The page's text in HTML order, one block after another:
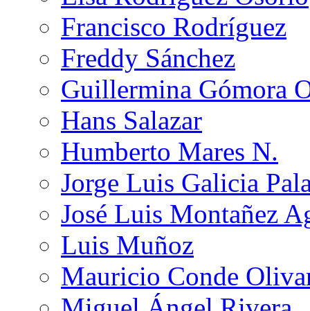
Francisco Rodríguez
Freddy Sánchez
Guillermina Gómora
Hans Salazar
Humberto Mares N.
Jorge Luis Galicia
José Luis Montañez
Luis Muñoz
Mauricio Conde